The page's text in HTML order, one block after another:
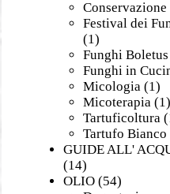
Festival dei
(1)
Funghi Boletus
Funghi in
Micologia (1)
Micoterapia (1)
Tartuficoltura
Tartufo Bianco
GUIDE ALL'
(14)
OLIO(54)